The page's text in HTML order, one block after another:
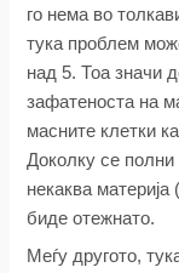
го нема во
тука проблем
над 5. Тоа значи
зафатеноста на
масните клетки
Доколку се
некаква
биде отежнато.
Меѓу другото,